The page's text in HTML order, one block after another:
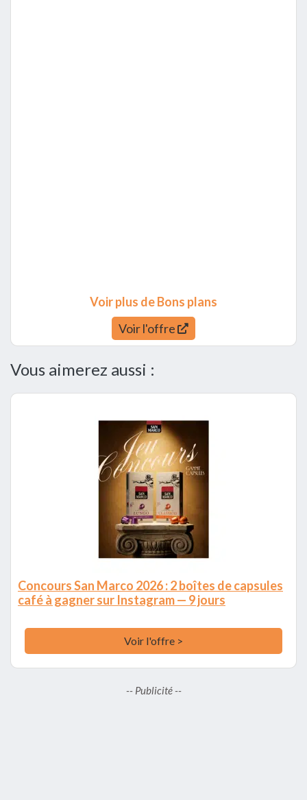
Voir plus de Bons plans
Voir l'offre
Vous aimerez aussi :
Concours San Marco 2026 : 2 boîtes de capsules
café à gagner sur Instagram — 9 jours
Voir l'offre >
-- Publicité --